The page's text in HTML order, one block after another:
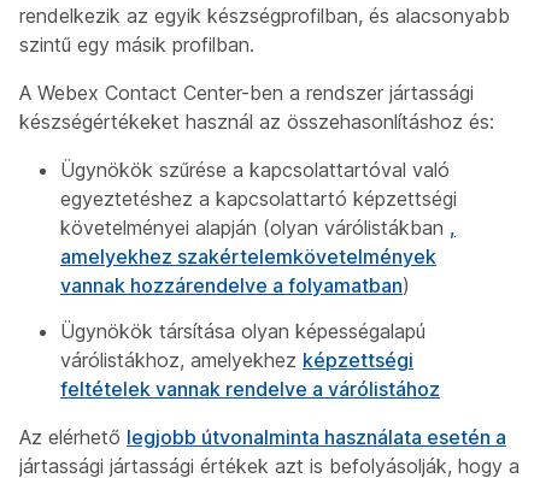
rendelkezik az egyik készségprofilban, és alacsonyabb
szintű egy másik profilban.
A Webex Contact Center-ben a rendszer jártassági
készségértékeket használ az összehasonlításhoz és:
Ügynökök szűrése a kapcsolattartóval való
egyeztetéshez a kapcsolattartó képzettségi
követelményei alapján (olyan várólistákban ,
amelyekhez szakértelemkövetelmények
vannak hozzárendelve a folyamatban)
Ügynökök társítása olyan képességalapú
várólistákhoz, amelyekhez képzettségi
feltételek vannak rendelve a várólistához
Az elérhető legjobb útvonalminta használata esetén a
jártassági jártassági értékek azt is befolyásolják, hogy a